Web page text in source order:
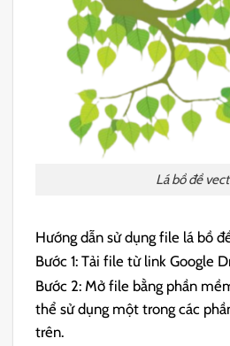
Lá bồ đề
Hướng dẫn sử dụng file lá bồ
Bước 1: Tải file từ link Google
Bước 2: Mở file bằng phần
thể sử dụng một trong các
trên.